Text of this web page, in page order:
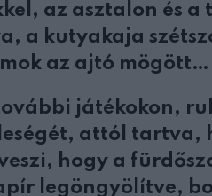
az asztalon és a
a kutyakaja
az ajtó mögött…
játékokon,
attól tartva,
hogy a
legöngyölítve,